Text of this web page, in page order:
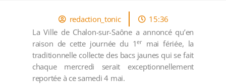
redaction_tonic
15:36
La Ville de Chalon-sur-Saône a annoncé qu’en
raison de cette journée du 1ermai fériée, la
traditionnelle collecte des bacs jaunes qui se fait
chaque mercredi serait exceptionnellement
reportée à ce samedi 4 mai.